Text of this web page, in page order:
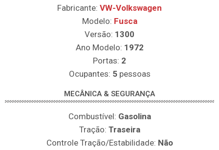
Fabricante: VW-Volkswagen
Modelo: Fusca
Versão: 1300
Ano Modelo: 1972
Portas: 2
Ocupantes: 5pessoas
MECÂNICA & SEGURANÇA
Combustível: Gasolina
Tração: Traseira
Controle Tração/Estabilidade: Não